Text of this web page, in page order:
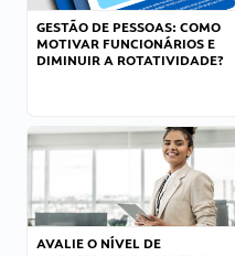
GESTÃO DE PESSOAS: COMO
MOTIVAR FUNCIONÁRIOS E
DIMINUIR A ROTATIVIDADE?
AVALIE O NÍVEL DE